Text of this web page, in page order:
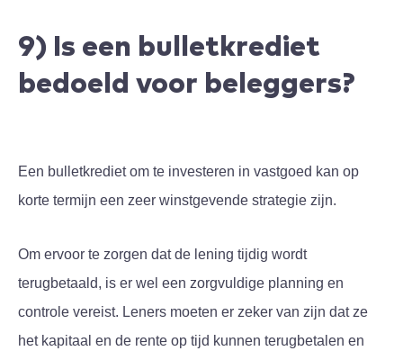
9) Is een bulletkrediet
bedoeld voor beleggers?
Een bulletkrediet om te investeren in vastgoed kan op
korte termijn een zeer winstgevende strategie zijn.
Om ervoor te zorgen dat de lening tijdig wordt
terugbetaald, is er wel een zorgvuldige planning en
controle vereist. Leners moeten er zeker van zijn dat ze
het kapitaal en de rente op tijd kunnen terugbetalen en